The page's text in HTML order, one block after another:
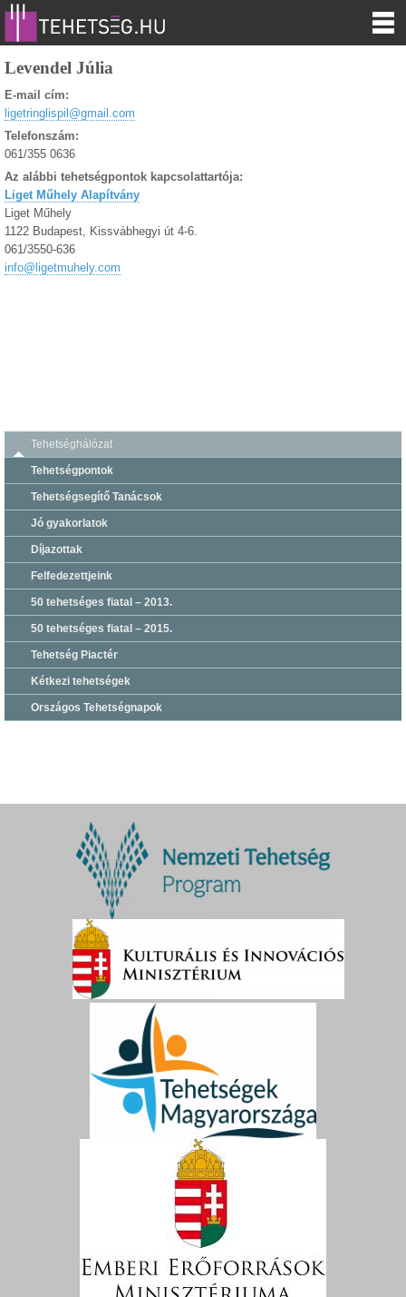
Levendel Júlia
E-mail cím:
ligetringlispil@gmail.com
Telefonszám:
061/355 0636
Az alábbi tehetségpontok kapcsolattartója:
Liget Műhely Alapítvány
Liget Műhely
1122 Budapest, Kissvábhegyi út 4-6.
061/3550-636
info@ligetmuhely.com
Tehetséghálózat
Tehetségpontok
Tehetségsegítő Tanácsok
Jó gyakorlatok
Díjazottak
Felfedezettjeink
50 tehetséges fiatal – 2013.
50 tehetséges fiatal – 2015.
Tehetség Piactér
Kétkezi tehetségek
Országos Tehetségnapok